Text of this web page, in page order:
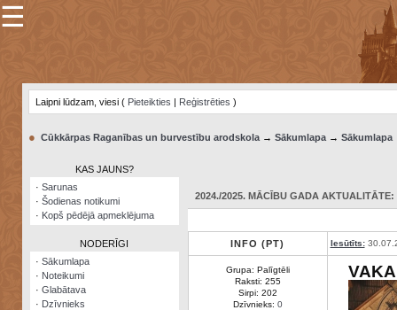
×
Šodienas
notikumi
Visatcera
almanahs
☰
Laipni lūdzam, viesi ( Pieteikties | Reģistrēties )
● Cūkkārpas Raganības un burvestību arodskola→ Sākumlapa→ Sākumlapa
KAS JAUNS?
· Sarunas
· Šodienas notikumi
· Kopš pēdējā apmeklējuma
NODERĪGI
· Sākumlapa
· Noteikumi
· Glabātava
· Dzīvnieks
2024./2025. MĀCĪBU GADA AKTUALITĀTE:
INFO (PT) Iesūtīts:
Grupa: Palīgtēli
Raksti: 255
Sirpi: 202
Dzīvnieks: 0